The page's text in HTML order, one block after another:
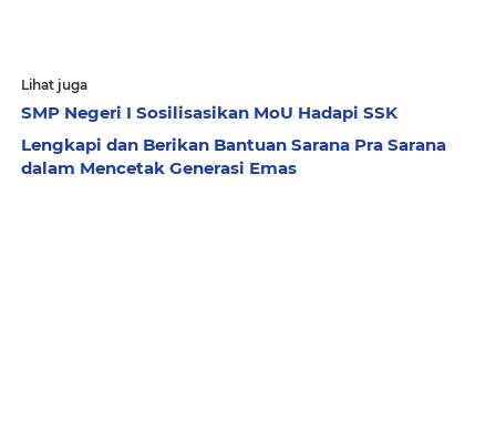
Lihat juga
SMP Negeri I Sosilisasikan MoU Hadapi SSK
Lengkapi dan Berikan Bantuan Sarana Pra Sarana
dalam Mencetak Generasi Emas